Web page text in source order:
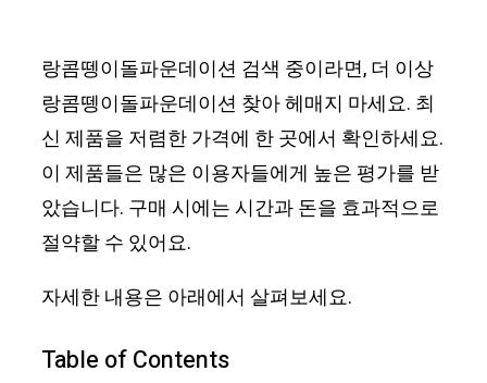
랑콤뗑이돌파운데이션 검색 중이라면, 더 이상
랑콤뗑이돌파운데이션 찾아 헤매지 마세요. 최
신 제품을 저렴한 가격에 한 곳에서 확인하세요.
이 제품들은 많은 이용자들에게 높은 평가를 받
았습니다. 구매 시에는 시간과 돈을 효과적으로
절약할 수 있어요.
자세한 내용은 아래에서 살펴보세요.
Table of Contents